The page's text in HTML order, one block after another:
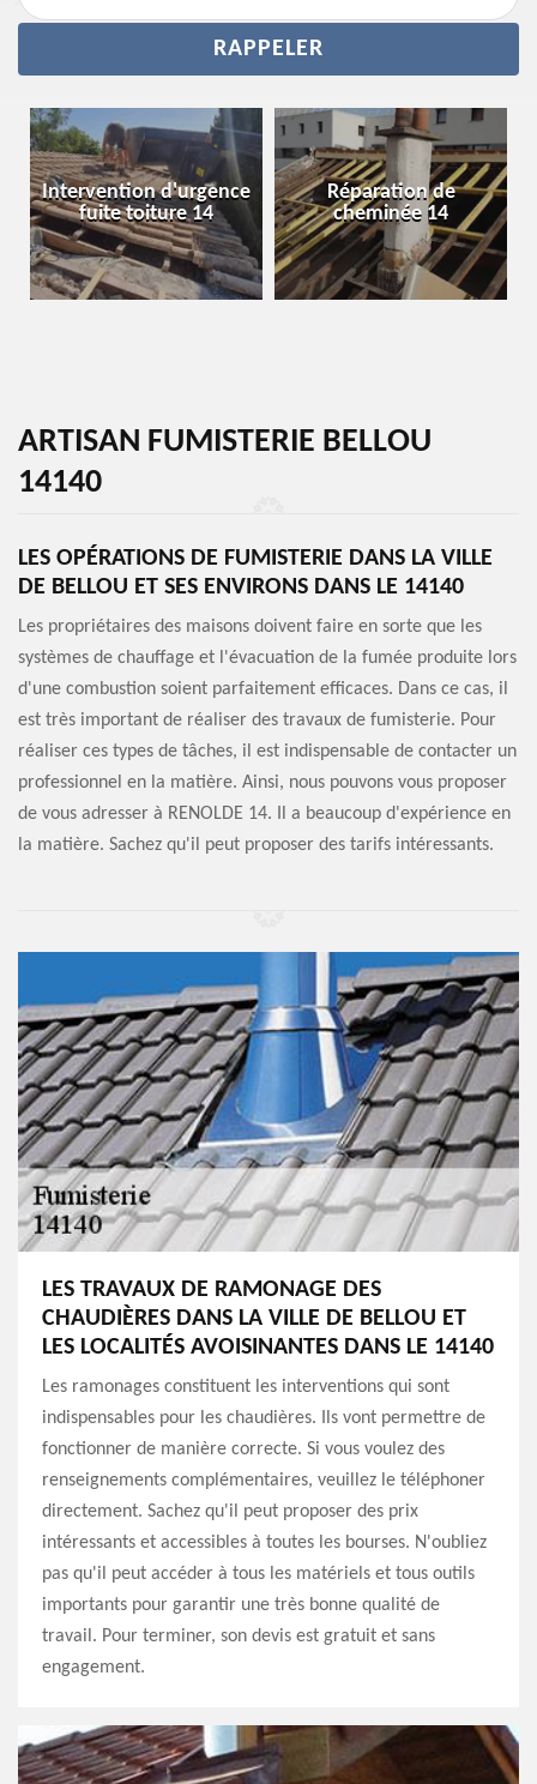
Intervention d'urgence
fuite toiture 14
Réparation de
cheminée 14
ARTISAN FUMISTERIE BELLOU
14140
LES OPÉRATIONS DE FUMISTERIE DANS LA VILLE
DE BELLOU ET SES ENVIRONS DANS LE 14140
Les propriétaires des maisons doivent faire en sorte que les
systèmes de chauffage et l'évacuation de la fumée produite lors
d'une combustion soient parfaitement efficaces. Dans ce cas, il
est très important de réaliser des travaux de fumisterie. Pour
réaliser ces types de tâches, il est indispensable de contacter un
professionnel en la matière. Ainsi, nous pouvons vous proposer
de vous adresser à RENOLDE 14. Il a beaucoup d'expérience en
la matière. Sachez qu'il peut proposer des tarifs intéressants.
LES TRAVAUX DE RAMONAGE DES
CHAUDIÈRES DANS LA VILLE DE BELLOU ET
LES LOCALITÉS AVOISINANTES DANS LE 14140
Les ramonages constituent les interventions qui sont
indispensables pour les chaudières. Ils vont permettre de
fonctionner de manière correcte. Si vous voulez des
renseignements complémentaires, veuillez le téléphoner
directement. Sachez qu'il peut proposer des prix
intéressants et accessibles à toutes les bourses. N'oubliez
pas qu'il peut accéder à tous les matériels et tous outils
importants pour garantir une très bonne qualité de
travail. Pour terminer, son devis est gratuit et sans
engagement.